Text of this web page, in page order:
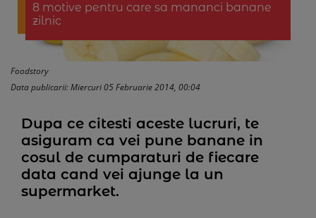
8 motive pentru care sa mananci banane
zilnic
Foodstory
Data publicarii: Miercuri 05 Februarie 2014, 00:04
Dupa ce citesti aceste lucruri, te
asiguram ca vei pune banane in
cosul de cumparaturi de fiecare
data cand vei ajunge la un
supermarket.